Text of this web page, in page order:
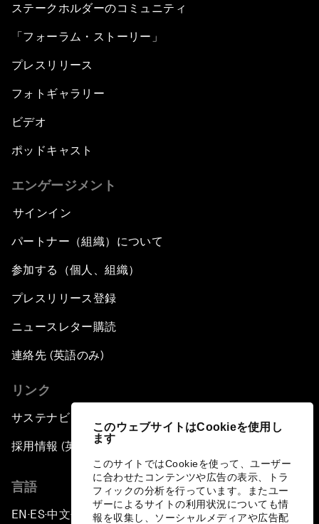
このウェブサイトはCookieを使用し
ます
このサイトではCookieを使って、ユーザー
に合わせたコンテンツや広告の表示、トラ
フィックの分析を行っています。またユー
ザーによるサイトの利用状況についても情
報を収集し、ソーシャルメディアや広告配
ステークホルダーのコミュニティ
「フォーラム・ストーリー」
プレスリリース
フォトギャラリー
ビデオ
ポッドキャスト
エンゲージメント
サインイン
パートナー（組織）について
参加する（個人、組織）
プレスリリース登録
ニュースレター購読
連絡先 (英語のみ)
リンク
サステナビリティへの取り組み
採用情報 (英語のみ)
言語
EN ▪ES▪中文▪ 日本語